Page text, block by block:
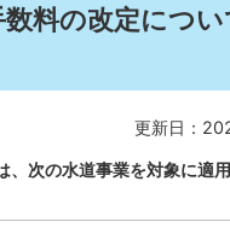
料の改定につ
更新日：
、次の水道事業を対象に適